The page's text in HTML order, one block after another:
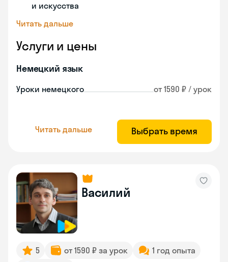
и искусства
Читать дальше
Услуги и цены
Немецкий язык
Уроки немецкого от 1590 ₽ / урок
Читать дальше Выбрать время
Василий
5 от 1590 ₽ за урок
1 год опыта